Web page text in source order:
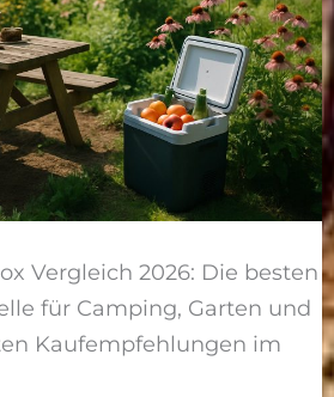
Vergleich 2026: Die besten
für Camping, Garten und
Kaufempfehlungen im